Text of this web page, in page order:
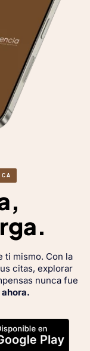
ti mismo. Con la
citas, explorar
nunca fue
ahora.